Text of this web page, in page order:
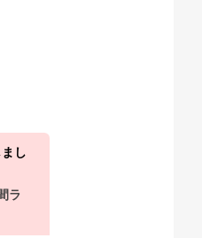
し
ラ